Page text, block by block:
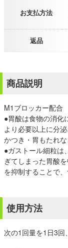
お支払方法
返品
商品説明
M1ブロッカー配合
●胃酸は食物の消化
より必要以上に分
かつき・胃もたれ
●ガストール細粒は
ぎてしまった胃酸
を抑制することで
使用方法
次の1回量を1日3回